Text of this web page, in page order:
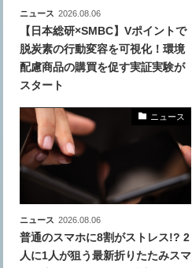
ニュース 2026.08.06
【日本総研×SMBC】Vポイントで
脱炭素の行動変容を可視化！環境
配慮商品の購買を促す実証実験が
スタート
ニュース
ニュース 2026.08.06
普通のスマホに8割がストレス!? 2
人に1人が狙う最新折りたたみスマ